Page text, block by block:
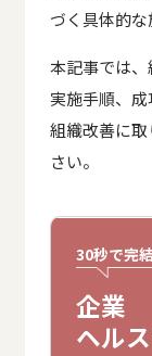
づく具体的な
本記事では、
実施手順、成
組織改善に
さい。
30秒で完
企業
ヘル